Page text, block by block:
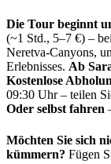
Die Tour beginnt
(~1 Std., 5–7 €) –
Neretva-Canyons,
Erlebnisses. Ab
Kostenlose
09:30 Uhr – teilen
Oder selbst fahren
Möchten Sie sich
kümmern? Fügen